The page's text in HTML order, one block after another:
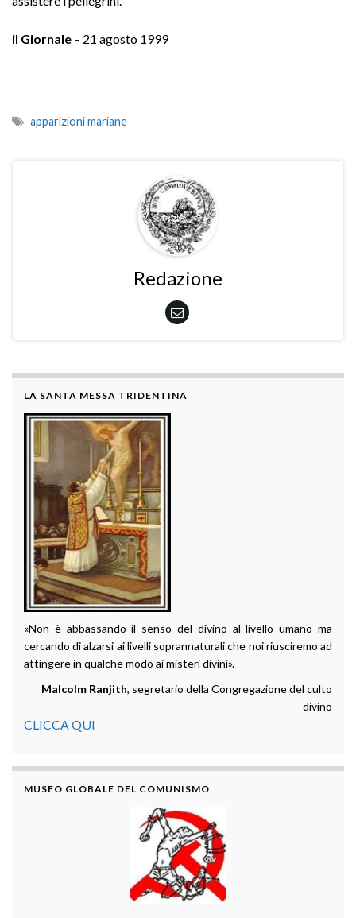
il Giornale – 21 agosto 1999
apparizioni mariane
Redazione
LA SANTA MESSA TRIDENTINA
«Non è abbassando il senso del divino al livello umano ma
cercando di alzarsi ai livelli soprannaturali che noi riusciremo ad
attingere in qualche modo ai misteri divini».
Malcolm Ranjith, segretario della Congregazione del culto
divino
CLICCA QUI
MUSEO GLOBALE DEL COMUNISMO